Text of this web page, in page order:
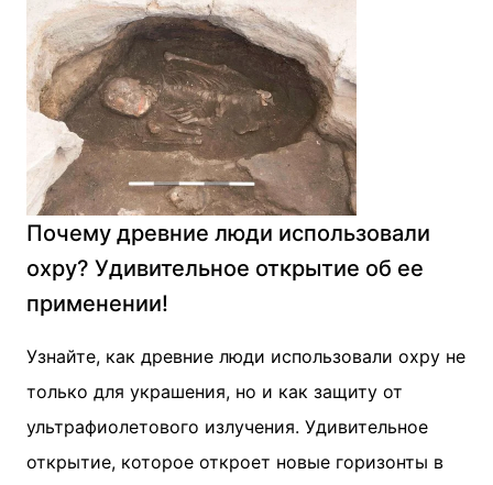
Почему древние люди использовали
охру? Удивительное открытие об ее
применении!
Узнайте, как древние люди использовали охру не
только для украшения, но и как защиту от
ультрафиолетового излучения. Удивительное
открытие, которое откроет новые горизонты в